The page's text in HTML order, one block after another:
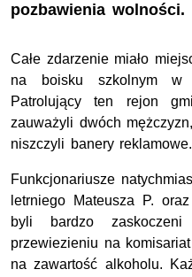
pozbawienia wolności.
Całe zdarzenie miało
na boisku szkolnym w
Patrolujący ten rejon
zauważyli dwóch
niszczyli banery reklamowe.
Funkcjonariusze
letrniego Mateusza P.
byli bardzo
przewiezieniu na
na zawartość alkoholu.